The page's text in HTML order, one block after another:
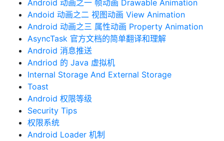
Android 动画之一 帧动画 Drawable Animation
Andoid 动画之二 视图动画 View Animation
Android 动画之三 属性动画 Property Animation
AsyncTask 官方文档的简单翻译和理解
Android 消息推送
Andriod 的 Java 虚拟机
Internal Storage And External Storage
Toast
Android 权限等级
Security Tips
权限系统
Android Loader 机制